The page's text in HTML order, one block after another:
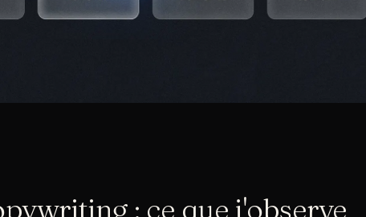
: ce que j'observe